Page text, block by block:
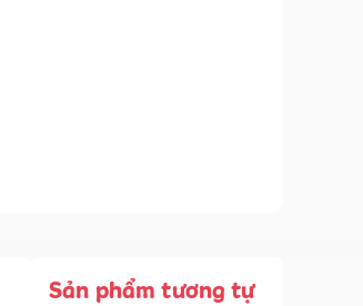
Sản phẩm tương tự